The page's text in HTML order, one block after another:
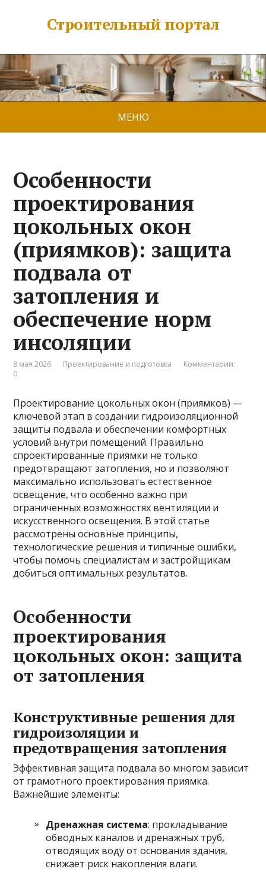
Строительный портал
МЕНЮ
Особенности
проектирования
цокольных окон
(приямков): защита
подвала от
затопления и
обеспечение норм
инсоляции
8 мая 2026 Проектирование и подготовка
Комментарии:
0
Проектирование цокольных окон (приямков) —
ключевой этап в создании гидроизоляционной
защиты подвала и обеспечении комфортных
условий внутри помещений. Правильно
спроектированные приямки не только
предотвращают затопления, но и позволяют
максимально использовать естественное
освещение, что особенно важно при
ограниченных возможностях вентиляции и
искусственного освещения. В этой статье
рассмотрены основные принципы,
технологические решения и типичные ошибки,
чтобы помочь специалистам и застройщикам
добиться оптимальных результатов.
Особенности
проектирования
цокольных окон: защита
от затопления
Конструктивные решения для
гидроизоляции и
предотвращения затопления
Эффективная защита подвала во многом зависит
от грамотного проектирования приямка.
Важнейшие элементы:
Дренажная система: прокладывание
обводных каналов и дренажных труб,
отводящих воду от основания здания,
снижает риск накопления влаги.